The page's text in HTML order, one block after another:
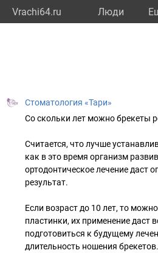
Vrachi64.ru Люди
Стоматология «Тари»
Co скольки лет можно брекеты
Считается, что лучше
как в это время организм
ортодонтическое лечение даст
результат.
Если возраст до 10 лет, то
пластинки, их применение даст
подготовиться к будущему
длительность ношения брекетов.